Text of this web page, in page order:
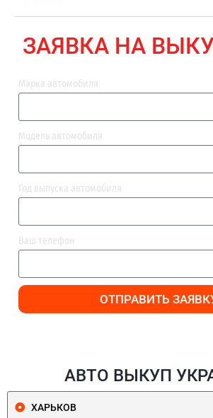
ЗАЯВКА НА
Марка автомобиля
Модель автомобиля
Год выпуска автомобиля
Ваш телефон
ОТПРАВИТЬ
АВТО ВЫКУП
ХАРЬКОВ